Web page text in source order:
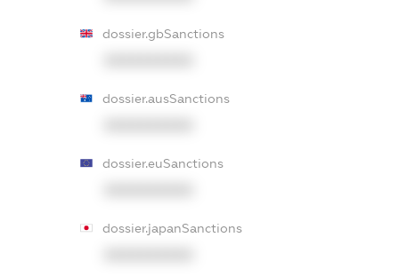
dossier.gbSanctions
dossier.ausSanctions
dossier.euSanctions
dossier.japanSanctions